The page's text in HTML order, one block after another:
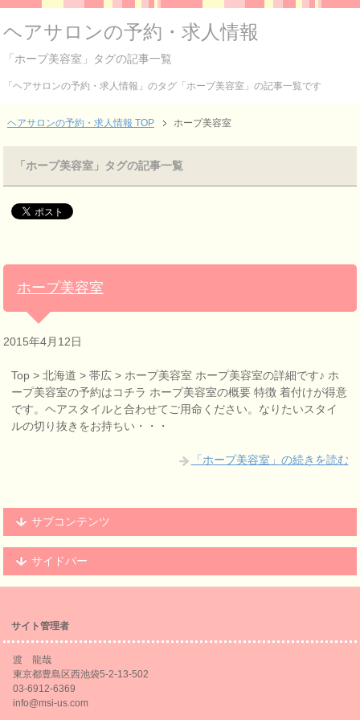
ヘアサロンの予約・求人情報
「ホープ美容室」タグの記事一覧
「ヘアサロンの予約・求人情報」のタグ「ホープ美容室」の記事一覧です
ヘアサロンの予約・求人情報 TOP ホープ美容室
「ホープ美容室」タグの記事一覧
ホープ美容室
2015年4月12日
Top > 北海道 > 帯広 > ホープ美容室 ホープ美容室の詳細です♪ ホ
ープ美容室の予約はコチラ ホープ美容室の概要 特徴 着付けが得意
です。ヘアスタイルと合わせてご用命ください。なりたいスタイ
ルの切り抜きをお持ちい・・・
「ホープ美容室」の続きを読む
サブコンテンツ
サイドバー
サイト管理者
渡 龍哉
東京都豊島区西池袋5-2-13-502
03-6912-6369
info@msi-us.com